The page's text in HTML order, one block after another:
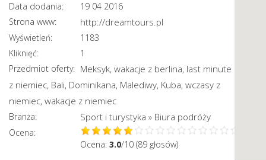
Data dodania:
19 04 2016
Strona www:
http://dreamtours.pl
Wyświetleń:
1183
Kliknięć:
1
Przedmiot oferty: Meksyk, wakacje z berlina, last minute
z niemiec, Bali, Dominikana, Malediwy, Kuba, wczasy z
niemiec, wakacje z niemiec
Branża: Sport i turystyka » Biura podróży
Ocena:
Ocena: 3.0/10 (89 głosów)